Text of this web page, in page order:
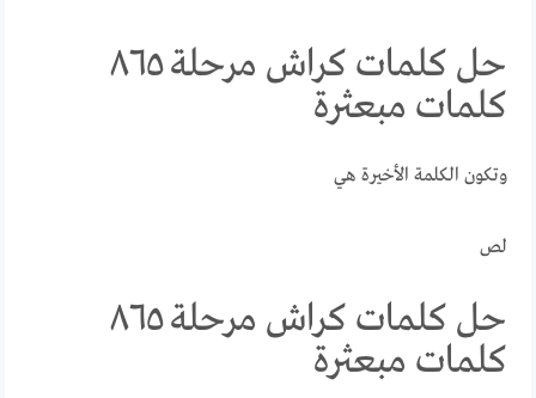
حل كلمات كراش مرحلة ٨٦٥
كلمات مبعثرة
وتكون الكلمة الأخيرة هي
لص
حل كلمات كراش مرحلة ٨٦٥
كلمات مبعثرة